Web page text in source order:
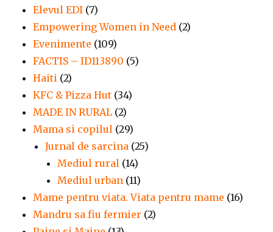
Elevul EDI (7)
Empowering Women in Need (2)
Evenimente (109)
FACTIS – ID113890 (5)
Haiti (2)
KFC & Pizza Hut (34)
MADE IN RURAL (2)
Mama si copilul (29)
Jurnal de sarcina (25)
Mediul rural (14)
Mediul urban (11)
Mame pentru viata. Viata pentru mame (16)
Mandru sa fiu fermier (2)